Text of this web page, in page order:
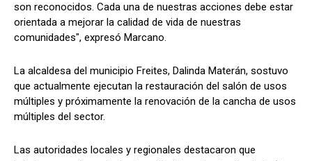
son reconocidos. Cada una de nuestras acciones debe estar
orientada a mejorar la calidad de vida de nuestras
comunidades", expresó Marcano.
La alcaldesa del municipio Freites, Dalinda Materán, sostuvo
que actualmente ejecutan la restauración del salón de usos
múltiples y próximamente la renovación de la cancha de usos
múltiples del sector.
Las autoridades locales y regionales destacaron que